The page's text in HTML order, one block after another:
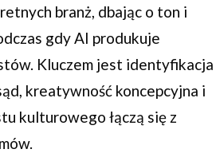
branż, dbając o ton i
gdy AI produkuje
Kluczem jest identyfikacja
kreatywność koncepcyjna i
kulturowego łączą się z